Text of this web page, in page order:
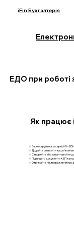
iFin Бухгалтерія
ЕДО при роботі
✅ Зареєструйтесь у сервісі iFin
✅ Додайте реквізити вашої
✅ Створюйте або завантажуйте
✅ Підпишіть документи КЕП та
✅ Отримайте підтвердження про
Як працює